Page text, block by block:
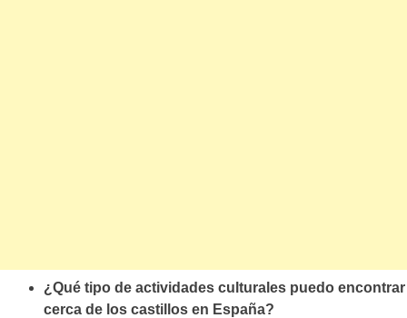
¿Qué tipo de actividades culturales puedo encontrar
cerca de los castillos en España?